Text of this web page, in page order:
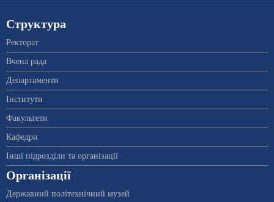
Структура
Ректорат
Вчена рада
Департаменти
Інститути
Факультети
Кафедри
Інші підрозділи та організації
Організації
Державний політехнічний музей